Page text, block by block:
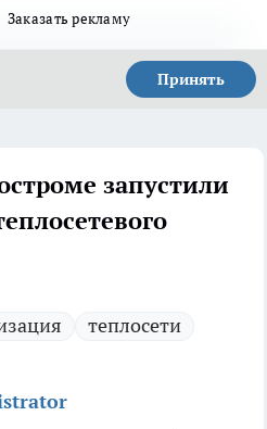
Заказать рекламу
Принять
запустили
теплосети